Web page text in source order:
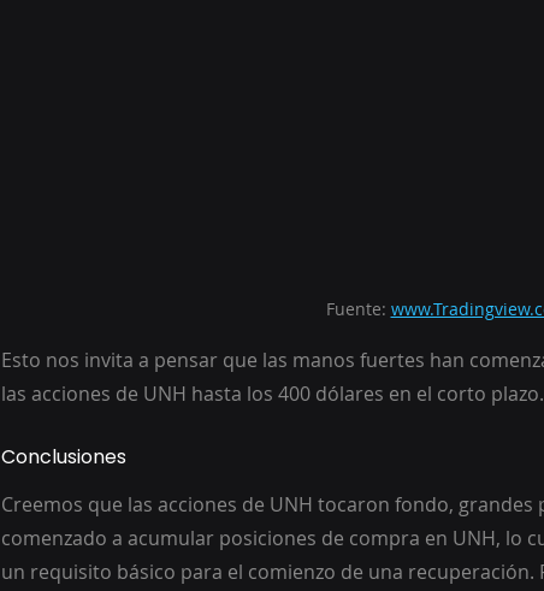
Fuente:
Esto nos invita a pensar que las manos fuertes han
las acciones de UNH hasta los 400 dólares en el corto plazo.
Conclusiones
Creemos que las acciones de UNH tocaron fondo,
comenzado a acumular posiciones de compra en UNH, lo
un requisito básico para el comienzo de una